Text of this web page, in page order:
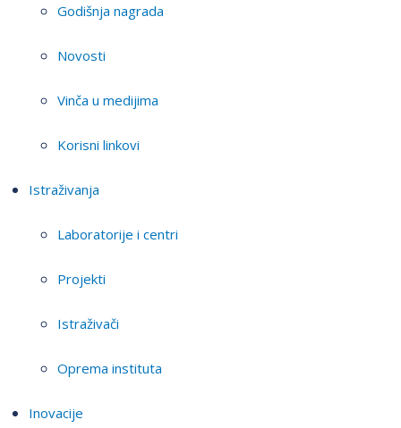
Godišnja nagrada
Novosti
Vinča u medijima
Korisni linkovi
Istraživanja
Laboratorije i centri
Projekti
Istraživači
Oprema instituta
Inovacije